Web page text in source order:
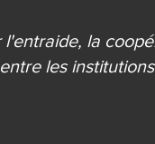
l'entraide, la
les